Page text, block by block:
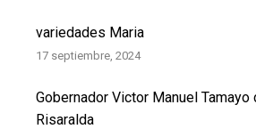
variedades Maria
17 septiembre, 2024
Gobernador Victor Manuel
Risaralda